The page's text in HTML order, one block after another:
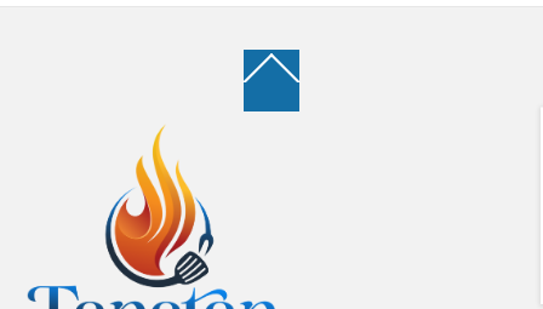
To